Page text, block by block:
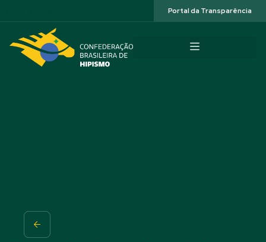
Portal da Transparência